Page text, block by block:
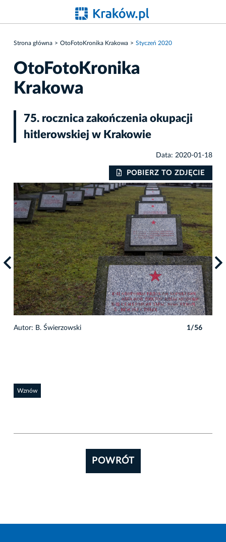
Strona główna OtoFotoKronika Krakowa Styczeń 2020
OtoFotoKronika
Krakowa
75. rocznica zakończenia okupacji
hitlerowskiej w Krakowie
Data: 2020-01-18
POBIERZ TO ZDJĘCIE
Autor: B. Świerzowski 1/56
Wznów
POWRÓT